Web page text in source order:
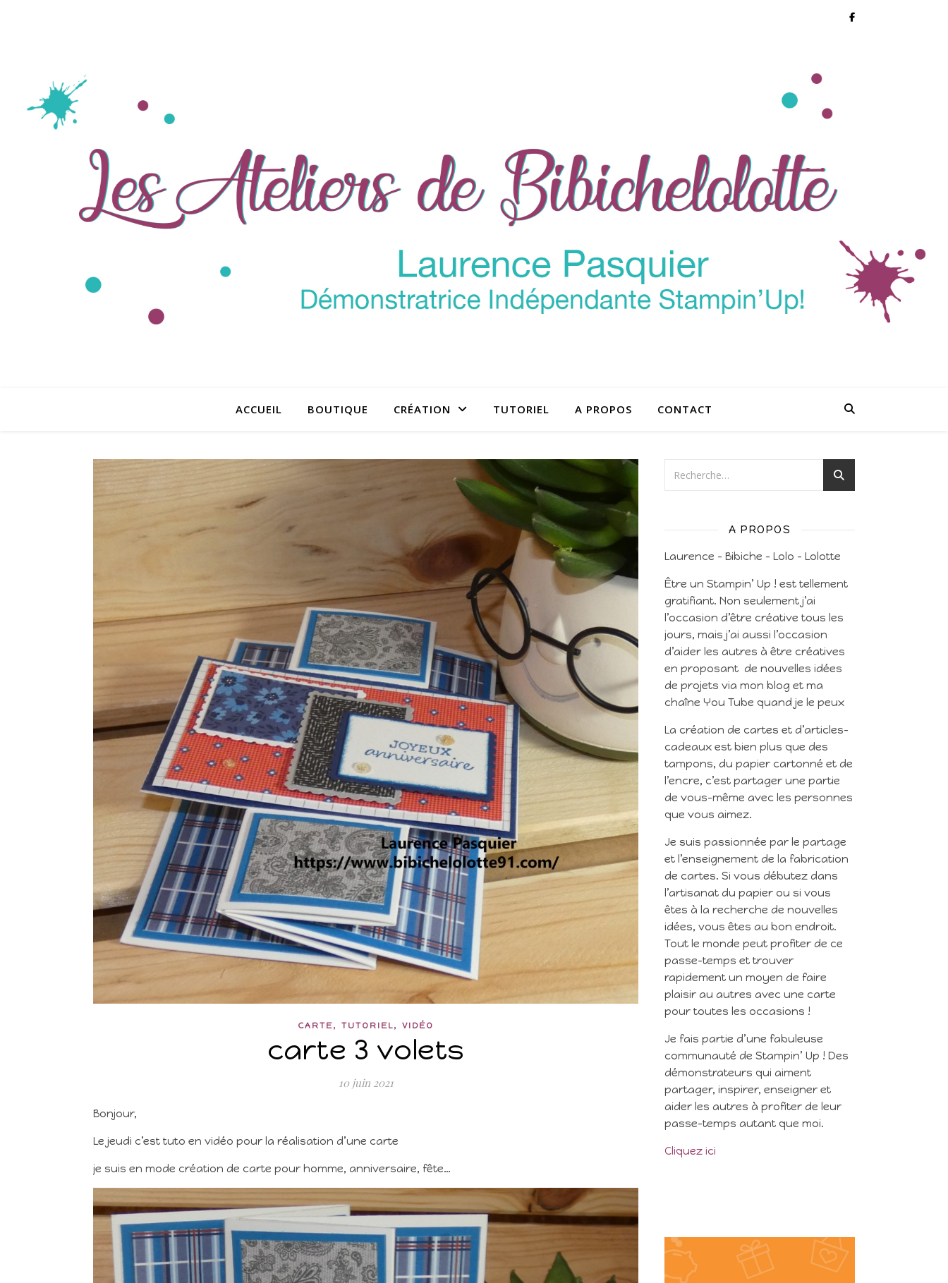
ACCUEIL BOUTIQUE CRÉATION TUTORIEL A PROPOS CONTACT
CARTE, TUTORIEL, VIDÉO
carte 3 volets
10 juin 2021
Bonjour,
Le jeudi c’est tuto en vidéo pour la réalisation d’une carte
je suis en mode création de carte pour homme, anniversaire, fête…
A PROPOS
Laurence – Bibiche – Lolo – Lolotte
Être un Stampin’ Up ! est tellement
gratifiant. Non seulement j’ai
l’occasion d’être créative tous les
jours, mais j’ai aussi l’occasion
d’aider les autres à être créatives
en proposant de nouvelles idées
de projets via mon blog et ma
chaîne You Tube quand je le peux
La création de cartes et d’articles-
cadeaux est bien plus que des
tampons, du papier cartonné et de
l’encre, c’est partager une partie
de vous-même avec les personnes
que vous aimez.
Je suis passionnée par le partage
et l’enseignement de la fabrication
de cartes. Si vous débutez dans
l’artisanat du papier ou si vous
êtes à la recherche de nouvelles
idées, vous êtes au bon endroit.
Tout le monde peut profiter de ce
passe-temps et trouver
rapidement un moyen de faire
plaisir au autres avec une carte
pour toutes les occasions !
Je fais partie d’une fabuleuse
communauté de Stampin’ Up ! Des
démonstrateurs qui aiment
partager, inspirer, enseigner et
aider les autres à profiter de leur
passe-temps autant que moi.
Cliquez ici